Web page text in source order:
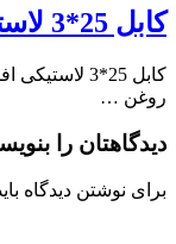
کابل 25*3 لاستیکی افشان یزد فروش ویژه
روغن …
دیدگاهتان را
برای نوشتن دیدگاه